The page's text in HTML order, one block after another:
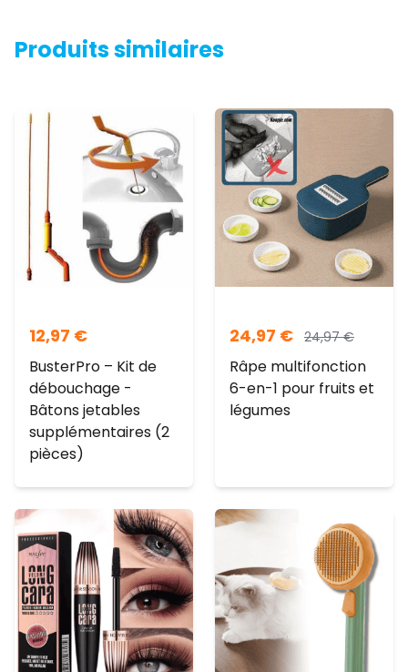
Produits similaires
12,97 €
BusterPro – Kit de
débouchage -
Bâtons jetables
supplémentaires (2
pièces)
24,97 € 24,97€
Râpe multifonction
6-en-1 pour fruits et
légumes